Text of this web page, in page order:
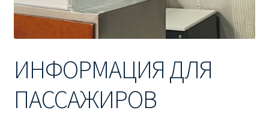
Ryanair изменения
Ryanair изменить фамилию
Ryanair Испания
ИНФОРМАЦИЯ ДЛЯ
ПАССАЖИРОВ